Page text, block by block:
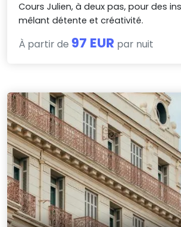
Cours Julien, à deux pas, pour des
mêlant détente et créativité.
À partir de 97 EUR par nuit